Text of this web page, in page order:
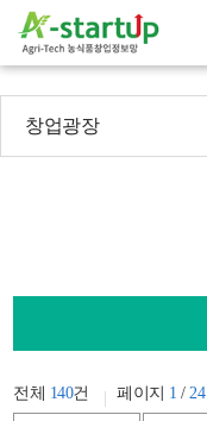
창업광장
전체 140건 페이지 1 /24